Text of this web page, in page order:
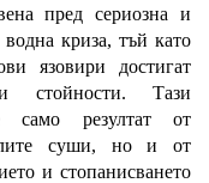
пред сериозна и
водна криза, тъй като
язовири достигат
стойности. Тази
само резултат от
суши, но и от
и стопанисването